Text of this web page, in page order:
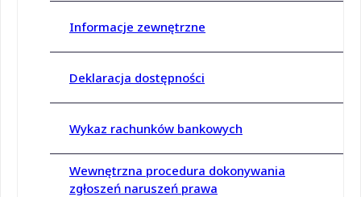
Informacje zewnętrzne
Deklaracja dostępności
Wykaz rachunków bankowych
Wewnętrzna procedura dokonywania
zgłoszeń naruszeń prawa